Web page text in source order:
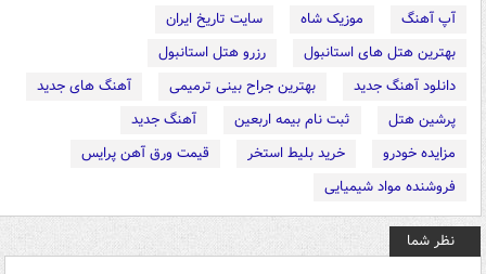
آپ آهنگ موزیک شاه
سایت تاریخ ایران
بهترین هتل های استانبول
رزرو هتل استانبول
دانلود آهنگ جدید
بهترین جراح بینی ترمیمی
آهنگ های جدید
پرشین هتل
ثبت نام بیمه اربعین
آهنگ جدید
مزایده خودرو
خرید بلیط استخر
قیمت ورق آهن پرایس
فروشنده مواد شیمیایی
نظر شما